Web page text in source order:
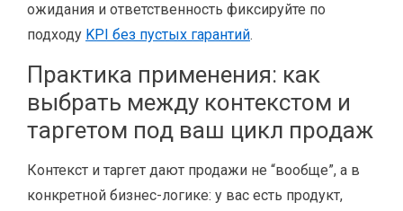
ожидания и ответственность фиксируйте по
подходу KPI без пустых гарантий.
Практика применения: как
выбрать между контекстом и
таргетом под ваш цикл продаж
Контекст и таргет дают продажи не “вообще”, а в
конкретной бизнес-логике: у вас есть продукт,